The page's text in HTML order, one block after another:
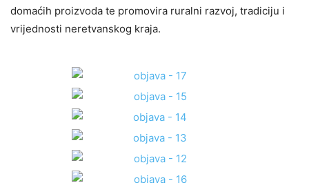
domaćih proizvoda te promovira ruralni razvoj, tradiciju i
vrijednosti neretvanskog kraja.